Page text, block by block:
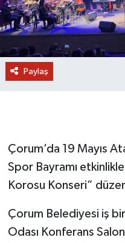
Paylaş
Çorum’da 19 Mayıs
Spor Bayramı
Korosu Konseri”
Çorum Belediyesi iş
Odası Konferans